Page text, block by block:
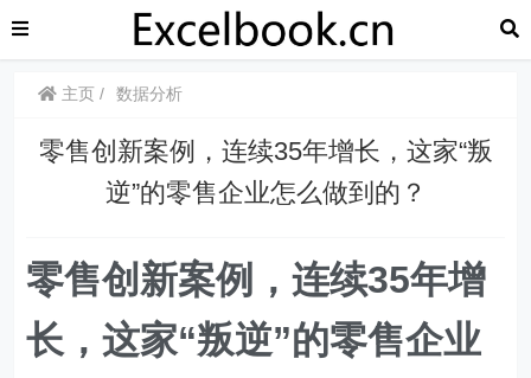
主页 数据分析
​​零售创新案例，连续35年增长，这家“叛
逆”的零售企业怎么做到的？
​​零售创新案例，连续35年增
长，这家“叛逆”的零售企业